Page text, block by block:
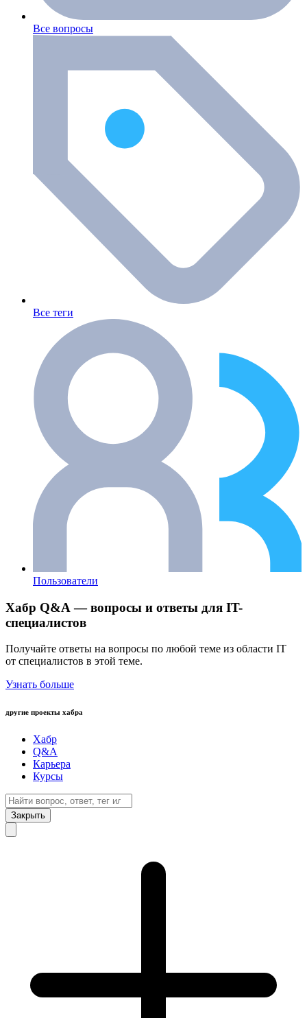
Все вопросы
Все теги
Пользователи
Хабр Q&A — вопросы и ответы для IT-
специалистов
Получайте ответы на вопросы по любой теме из области IT
от специалистов в этой теме.
Узнать больше
другие проекты хабра
Хабр
Q&A
Карьера
Курсы
Закрыть